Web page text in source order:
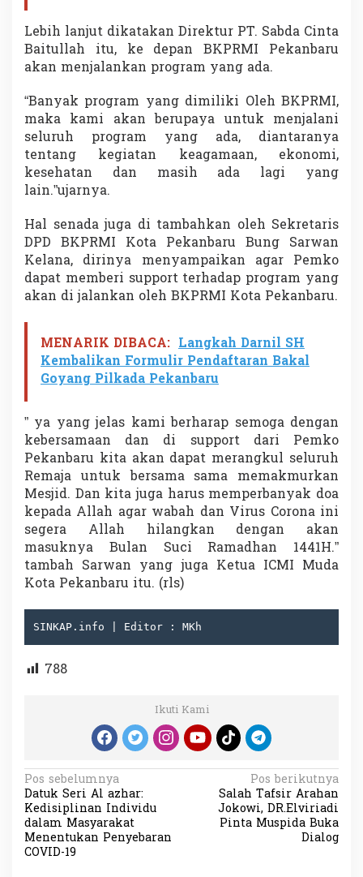
Lebih lanjut dikatakan Direktur PT. Sabda Cinta
Baitullah itu, ke depan BKPRMI Pekanbaru
akan menjalankan program yang ada.
“Banyak program yang dimiliki Oleh BKPRMI,
maka kami akan berupaya untuk menjalani
seluruh program yang ada, diantaranya
tentang kegiatan keagamaan, ekonomi,
kesehatan dan masih ada lagi yang
lain.”ujarnya.
Hal senada juga di tambahkan oleh Sekretaris
DPD BKPRMI Kota Pekanbaru Bung Sarwan
Kelana, dirinya menyampaikan agar Pemko
dapat memberi support terhadap program yang
akan di jalankan oleh BKPRMI Kota Pekanbaru.
MENARIK DIBACA: Langkah Darnil SH
Kembalikan Formulir Pendaftaran Bakal
Goyang Pilkada Pekanbaru
” ya yang jelas kami berharap semoga dengan
kebersamaan dan di support dari Pemko
Pekanbaru kita akan dapat merangkul seluruh
Remaja untuk bersama sama memakmurkan
Mesjid. Dan kita juga harus memperbanyak doa
kepada Allah agar wabah dan Virus Corona ini
segera Allah hilangkan dengan akan
masuknya Bulan Suci Ramadhan 1441H.”
tambah Sarwan yang juga Ketua ICMI Muda
Kota Pekanbaru itu. (rls)
SINKAP.info | Editor : MKh
788
Ikuti Kami
N
a
v
i
Pos sebelumnya
Datuk Seri Al azhar:
Kedisiplinan Individu
dalam Masyarakat
Menentukan Penyebaran
COVID-19
Pos berikutnya
Salah Tafsir Arahan
Jokowi, DR.Elviriadi
Pinta Muspida Buka
Dialog